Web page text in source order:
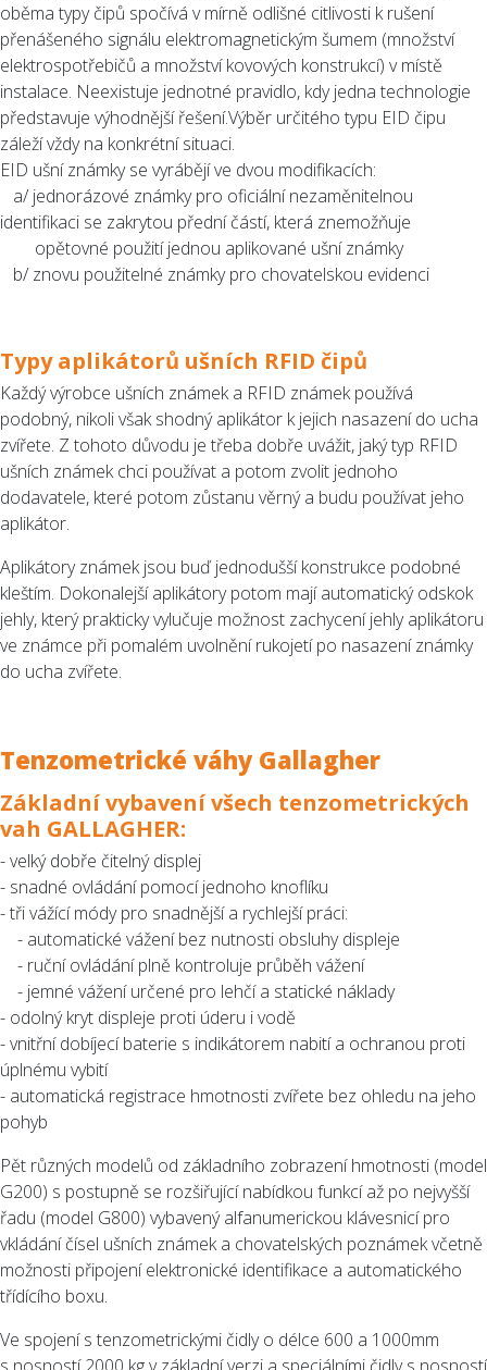
oběma typy čipů spočívá v mírně odlišné citlivosti k rušení
přenášeného signálu elektromagnetickým šumem (množství
elektrospotřebičů a množství kovových konstrukcí) v místě
instalace. Neexistuje jednotné pravidlo, kdy jedna technologie
představuje výhodnější řešení.Výběr určitého typu EID čipu
záleží vždy na konkrétní situaci.
EID ušní známky se vyrábějí ve dvou modifikacích:
a/ jednorázové známky pro oficiální nezaměnitelnou
identifikaci se zakrytou přední částí, která znemožňuje
opětovné použití jednou aplikované ušní známky
b/ znovu použitelné známky pro chovatelskou evidenci
Typy aplikátorů ušních RFID čipů
Každý výrobce ušních známek a RFID známek používá
podobný, nikoli však shodný aplikátor k jejich nasazení do ucha
zvířete. Z tohoto důvodu je třeba dobře uvážit, jaký typ RFID
ušních známek chci používat a potom zvolit jednoho
dodavatele, které potom zůstanu věrný a budu používat jeho
aplikátor.
Aplikátory známek jsou buď jednodušší konstrukce podobné
kleštím. Dokonalejší aplikátory potom mají automatický odskok
jehly, který prakticky vylučuje možnost zachycení jehly aplikátoru
ve známce při pomalém uvolnění rukojetí po nasazení známky
do ucha zvířete.
Tenzometrické váhy Gallagher
Základní vybavení všech tenzometrických
vah GALLAGHER:
- velký dobře čitelný displej
- snadné ovládání pomocí jednoho knoflíku
- tři vážící módy pro snadnější a rychlejší práci:
- automatické vážení bez nutnosti obsluhy displeje
- ruční ovládání plně kontroluje průběh vážení
- jemné vážení určené pro lehčí a statické náklady
- odolný kryt displeje proti úderu i vodě
- vnitřní dobíjecí baterie s indikátorem nabití a ochranou proti
úplnému vybití
- automatická registrace hmotnosti zvířete bez ohledu na jeho
pohyb
Pět různých modelů od základního zobrazení hmotnosti (model
G200) s postupně se rozšiřující nabídkou funkcí až po nejvyšší
řadu (model G800) vybavený alfanumerickou klávesnicí pro
vkládání čísel ušních známek a chovatelských poznámek včetně
možnosti připojení elektronické identifikace a automatického
třídícího boxu.
Ve spojení s tenzometrickými čidly o délce 600 a 1000mm